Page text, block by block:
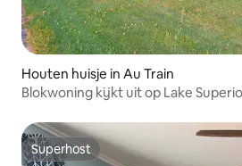
Houten huisje in Au Train
Blokwoning kijkt uit op Lake
Superhost
Superhost